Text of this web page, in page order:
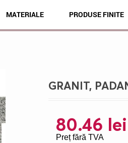
MATERIALE PRODUSE FINITE
GRANIT,
80.46 lei
Preț fără TVA